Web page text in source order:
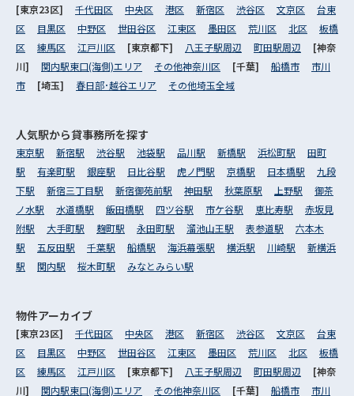
[東京23区] 千代田区 中央区 港区 新宿区 渋谷区 文京区
台東
区
目黒区 中野区 世田谷区 江東区 墨田区 荒川区 北区
板橋
区
練馬区 江戸川区 [東京都下] 八王子駅周辺 町田駅周辺
[神奈
川] 関内駅東口(海側)エリア その他神奈川区 [千葉] 船橋市
市川
市
[埼玉] 春日部･越谷エリア その他埼玉全域
人気駅から貸事務所を探す
東京駅 新宿駅 渋谷駅 池袋駅 品川駅 新橋駅 浜松町駅
田町
駅
有楽町駅 銀座駅 日比谷駅 虎ノ門駅 京橋駅 日本橋駅
九段
下駅
新宿三丁目駅 新宿御苑前駅 神田駅 秋葉原駅 上野駅
御茶
ノ水駅
水道橋駅 飯田橋駅 四ツ谷駅 市ケ谷駅 恵比寿駅
赤坂見
附駅
大手町駅 麹町駅 永田町駅 溜池山王駅 表参道駅
六本木
駅
五反田駅 千葉駅 船橋駅 海浜幕張駅 横浜駅 川崎駅
新横浜
駅
関内駅 桜木町駅 みなとみらい駅
物件アーカイブ
[東京23区] 千代田区 中央区 港区 新宿区 渋谷区 文京区
台東
区
目黒区 中野区 世田谷区 江東区 墨田区 荒川区 北区
板橋
区
練馬区 江戸川区 [東京都下] 八王子駅周辺 町田駅周辺
[神奈
川] 関内駅東口(海側)エリア その他神奈川区 [千葉] 船橋市 市川